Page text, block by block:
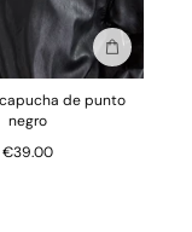
Añadir a la
de punto
negro
€39.00